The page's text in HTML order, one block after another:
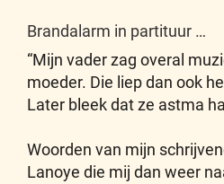
Brandalarm in partituur …
“Mijn vader zag overal
moeder. Die liep dan ook
Later bleek dat ze astma
Woorden van mijn
Lanoye die mij dan weer